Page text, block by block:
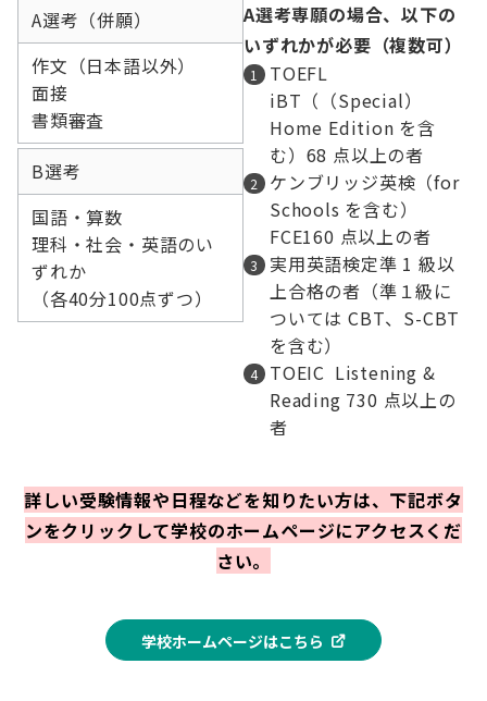
A選考（併願）
作文（日本語以外）
面接
書類審査
B選考
国語・算数
理科・社会・英語のい
ずれか
（各40分100点ずつ）
A選考専願の場合、以下の
いずれかが必要（複数可）
TOEFL
iBT（（Special）
Home Edition を含
む）68 点以上の者
ケンブリッジ英検（for
Schools を含む）
FCE160 点以上の者
実用英語検定準 1 級以
上合格の者（準１級に
ついては CBT、S-CBT
を含む）
TOEIC Listening &
Reading 730 点以上の
者
詳しい受験情報や日程などを知りたい方は、下記ボタ
ンをクリックして学校のホームページにアクセスくだ
さい。
学校ホームページはこちら